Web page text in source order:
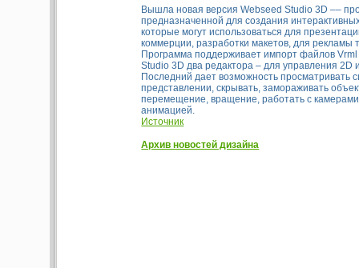
Вышла новая версия Webseed Studio 3D ––
предназначенной для создания
которые могут использоваться для
коммерции, разработки макетов, для рекламы
Программа поддерживает импорт файлов
Studio 3D два редактора – для управления
Последний дает возможность просматривать
представлении, скрывать, замораживать
перемещение, вращение, работать с
анимацией.
Источник
Архив новостей дизайна